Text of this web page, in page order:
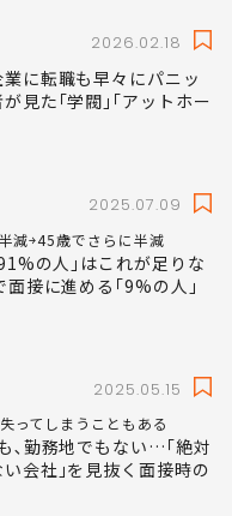
に転職も早々にパニッ
2025.07.09
減￫45歳でさらに半減
の人｣はこれが足りな
2025.05.15
ってしまうこともある